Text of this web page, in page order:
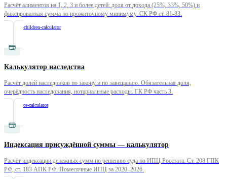
Расчёт алиментов на 1, 2, 3 и более детей: доля от дохода (25%, 33%, 50%) и
фиксированная сумма по прожиточному минимуму. СК РФ ст. 81-83.
alimony-children-calculator
Калькулятор наследства
Расчёт долей наследников по закону и по завещанию. Обязательная доля,
очерёдность наследования, нотариальные расходы. ГК РФ часть 3.
inheritance-calculator
Индексация присуждённой суммы — калькулятор
Расчёт индексации денежных сумм по решению суда по ИПЦ Росстата. Ст. 208 ГПК
РФ, ст. 183 АПК РФ. Помесячные ИПЦ за 2020–2026.